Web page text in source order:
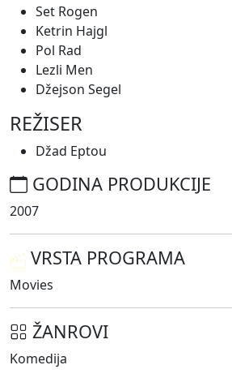
Set Rogen
Ketrin Hajgl
Pol Rad
Lezli Men
Džejson Segel
REŽISER
Džad Eptou
GODINA PRODUKCIJE
2007
VRSTA PROGRAMA
Movies
ŽANROVI
Komedija